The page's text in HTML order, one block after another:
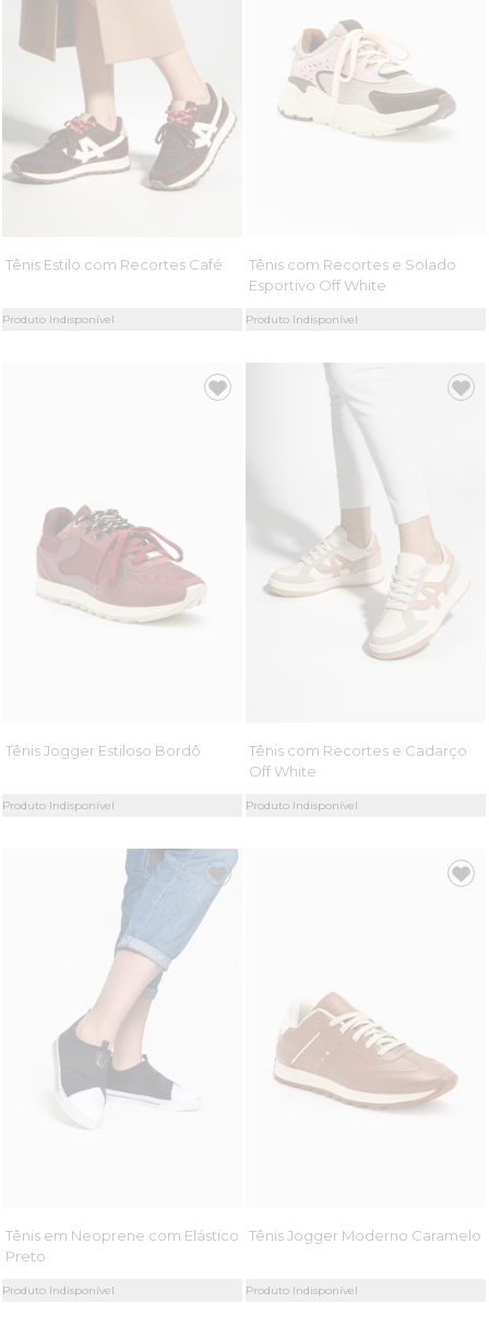
Tênis Estilo com Recortes Café
Produto Indisponível
Tênis com Recortes e Solado
Esportivo Off White
Produto Indisponível
Tênis Jogger Estiloso Bordô
Produto Indisponível
Tênis com Recortes e Cadarço
Off White
Produto Indisponível
Tênis em Neoprene com Elástico
Preto
Produto Indisponível
Tênis Jogger Moderno Caramelo
Produto Indisponível